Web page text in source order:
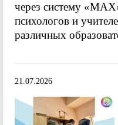
через систему
психологов и
различных
21.07.2026